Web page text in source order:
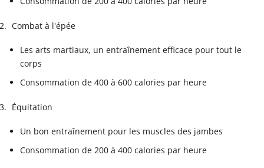
Combat à l'épée
Les arts martiaux, un entraînement efficace pour tout le
corps
Consommation de 400 à 600 calories par heure
Équitation
Un bon entraînement pour les muscles des jambes
Consommation de 200 à 400 calories par heure